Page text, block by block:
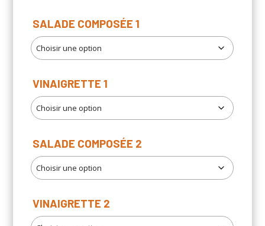
SALADE COMPOSÉE 1
VINAIGRETTE 1
SALADE COMPOSÉE 2
VINAIGRETTE 2